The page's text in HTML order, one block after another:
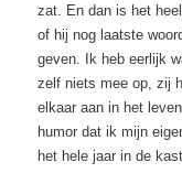
zat. En dan is het
of hij nog laatste
geven. Ik heb eerlijk
zelf niets mee op, zij
elkaar aan in het
humor dat ik mijn
het hele jaar in de